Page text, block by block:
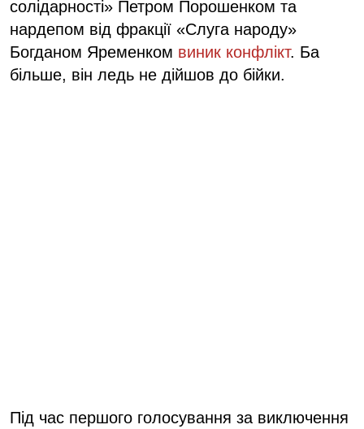
солідарності» Петром Порошенком та
нардепом від фракції «Слуга народу»
Богданом Яременком виник конфлікт. Ба
більше, він ледь не дійшов до бійки.
Під час першого голосування за виключення